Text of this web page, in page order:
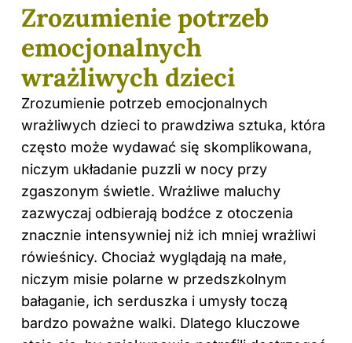
Zrozumienie potrzeb
emocjonalnych
wrażliwych dzieci
Zrozumienie potrzeb emocjonalnych
wrażliwych dzieci to prawdziwa sztuka, która
często może wydawać się skomplikowana,
niczym układanie puzzli w nocy przy
zgaszonym świetle. Wrażliwe maluchy
zazwyczaj odbierają bodźce z otoczenia
znacznie intensywniej niż ich mniej wrażliwi
rówieśnicy. Chociaż wyglądają na małe,
niczym misie polarne w przedszkolnym
bałaganie, ich serduszka i umysły toczą
bardzo poważne walki. Dlatego kluczowe